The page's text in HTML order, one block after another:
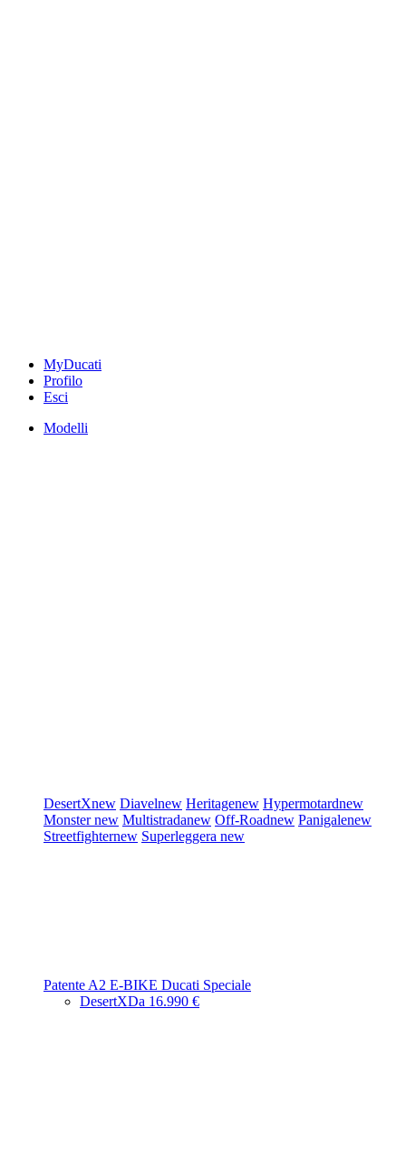
MyDucati
Profilo
Esci
Modelli
DesertXnew Diavelnew Heritagenew Hypermotardnew
Monsternew Multistradanew Off-Roadnew Panigalenew
Streetfighternew Superleggera new
Patente A2 E-BIKE Ducati Speciale
DesertXDa 16.990 €